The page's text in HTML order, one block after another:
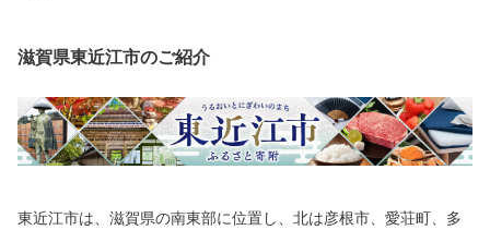
滋賀県東近江市のご紹介
東近江市は、滋賀県の南東部に位置し、北は彦根市、愛荘町、多